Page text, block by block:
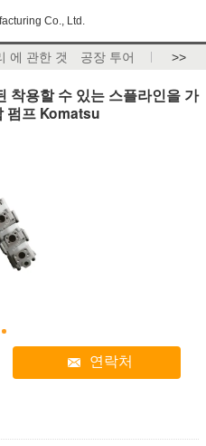
Co., Ltd.
에 관한 것 공장 투어 >>
착용할 수 있는 스플라인을 가
펌프 Komatsu
연락처